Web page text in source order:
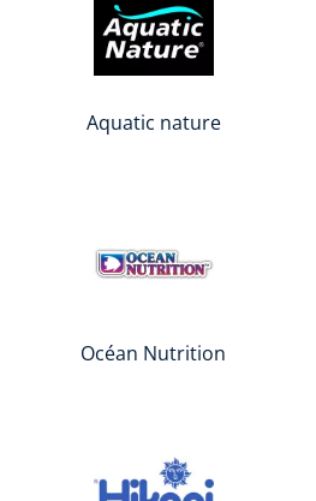
Aquatic nature
Océan Nutrition